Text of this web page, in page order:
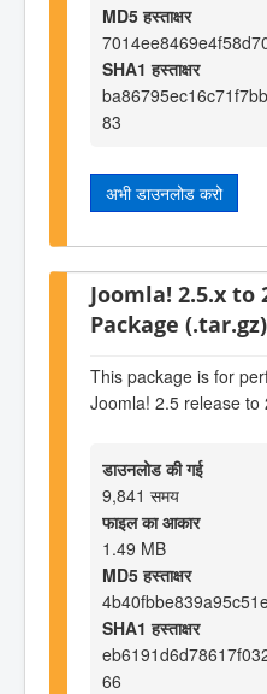
MD5 हस्ताक्षर
SHA1 हस्ताक्षर
83
अभी डाउनलोड करो
Joomla! 2.5.x to
Package (.tar.gz)
This package is for
Joomla! 2.5 release to
डाउनलोड की गई
9,841 समय
फाइल का आकार
1.49 MB
MD5 हस्ताक्षर
SHA1 हस्ताक्षर
66